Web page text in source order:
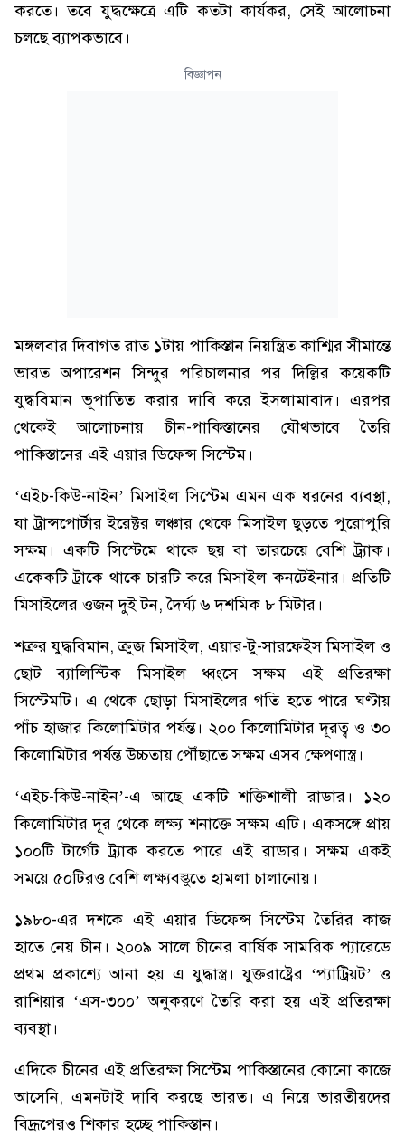
করতে। তবে যুদ্ধক্ষেত্রে এটি কতটা কার্যকর, সেই আলোচনা
চলছে ব্যাপকভাবে।
বিজ্ঞাপন
মঙ্গলবার দিবাগত রাত ১টায় পাকিস্তান নিয়ন্ত্রিত কাশ্মির সীমান্তে
ভারত অপারেশন সিন্দুর পরিচালনার পর দিল্লির কয়েকটি
যুদ্ধবিমান ভূপাতিত করার দাবি করে ইসলামাবাদ। এরপর
থেকেই আলোচনায় চীন-পাকিস্তানের যৌথভাবে তৈরি
পাকিস্তানের এই এয়ার ডিফেন্স সিস্টেম।
‘এইচ-কিউ-নাইন’ মিসাইল সিস্টেম এমন এক ধরনের ব্যবস্থা,
যা ট্রান্সপোর্টার ইরেক্টর লঞ্চার থেকে মিসাইল ছুড়তে পুরোপুরি
সক্ষম। একটি সিস্টেমে থাকে ছয় বা তারচেয়ে বেশি ট্র্যাক।
একেকটি ট্রাকে থাকে চারটি করে মিসাইল কনটেইনার। প্রতিটি
মিসাইলের ওজন দুই টন, দৈর্ঘ্য ৬ দশমিক ৮ মিটার।
শত্রুর যুদ্ধবিমান, ক্রুজ মিসাইল, এয়ার-টু-সারফেইস মিসাইল ও
ছোট ব্যালিস্টিক মিসাইল ধ্বংসে সক্ষম এই প্রতিরক্ষা
সিস্টেমটি। এ থেকে ছোড়া মিসাইলের গতি হতে পারে ঘণ্টায়
পাঁচ হাজার কিলোমিটার পর্যন্ত। ২০০ কিলোমিটার দূরত্ব ও ৩০
কিলোমিটার পর্যন্ত উচ্চতায় পৌঁছাতে সক্ষম এসব ক্ষেপণাস্ত্র।
‘এইচ-কিউ-নাইন’-এ আছে একটি শক্তিশালী রাডার। ১২০
কিলোমিটার দূর থেকে লক্ষ্য শনাক্তে সক্ষম এটি। একসঙ্গে প্রায়
১০০টি টার্গেট ট্র্যাক করতে পারে এই রাডার। সক্ষম একই
সময়ে ৫০টিরও বেশি লক্ষ্যবস্তুতে হামলা চালানোয়।
১৯৮০-এর দশকে এই এয়ার ডিফেন্স সিস্টেম তৈরির কাজ
হাতে নেয় চীন। ২০০৯ সালে চীনের বার্ষিক সামরিক প্যারেডে
প্রথম প্রকাশ্যে আনা হয় এ যুদ্ধাস্ত্র। যুক্তরাষ্ট্রের ‘প্যাট্রিয়ট’ ও
রাশিয়ার ‘এস-৩০০’ অনুকরণে তৈরি করা হয় এই প্রতিরক্ষা
ব্যবস্থা।
এদিকে চীনের এই প্রতিরক্ষা সিস্টেম পাকিস্তানের কোনো কাজে
আসেনি, এমনটাই দাবি করছে ভারত। এ নিয়ে ভারতীয়দের
বিদ্রূপেরও শিকার হচ্ছে পাকিস্তান।